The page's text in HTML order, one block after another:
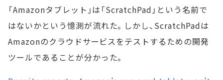
「Amazonタブレット」は「ScratchPad」という名前で
はないかという憶測が流れた。しかし、ScratchPadは
Amazonのクラウドサービスをテストするための開発
ツールであることが分かった。